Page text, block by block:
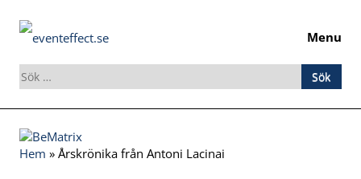
Menu
Sök
efter:
Skip
to
Hem » Årskrönika från Antoni Lacinai